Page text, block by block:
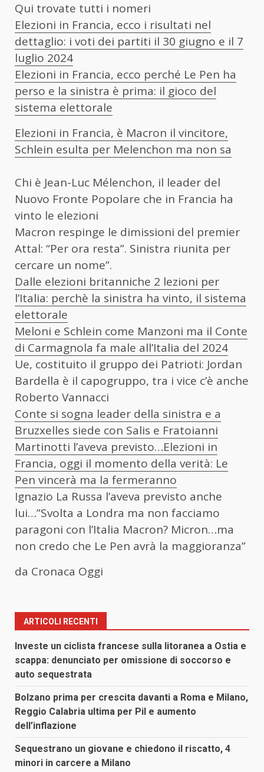
Qui trovate tutti i nomeri
Elezioni in Francia, ecco i risultati nel
dettaglio: i voti dei partiti il 30 giugno e il 7
luglio 2024
Elezioni in Francia, ecco perché Le Pen ha
perso e la sinistra è prima: il gioco del
sistema elettorale
Elezioni in Francia, è Macron il vincitore,
Schlein esulta per Melenchon ma non sa
Chi è Jean-Luc Mélenchon, il leader del
Nuovo Fronte Popolare che in Francia ha
vinto le elezioni
Macron respinge le dimissioni del premier
Attal: “Per ora resta”. Sinistra riunita per
cercare un nome”.
Dalle elezioni britanniche 2 lezioni per
l’Italia: perchè la sinistra ha vinto, il sistema
elettorale
Meloni e Schlein come Manzoni ma il Conte
di Carmagnola fa male all’Italia del 2024
Ue, costituito il gruppo dei Patrioti: Jordan
Bardella è il capogruppo, tra i vice c’è anche
Roberto Vannacci
Conte si sogna leader della sinistra e a
Bruzxelles siede con Salis e Fratoianni
Martinotti l’aveva previsto…Elezioni in
Francia, oggi il momento della verità: Le
Pen vincerà ma la fermeranno
Ignazio La Russa l’aveva previsto anche
lui…”Svolta a Londra ma non facciamo
paragoni con l’Italia Macron? Micron…ma
non credo che Le Pen avrà la maggioranza”
da Cronaca Oggi
ARTICOLI RECENTI
Investe un ciclista francese sulla litoranea a Ostia e
scappa: denunciato per omissione di soccorso e
auto sequestrata
Bolzano prima per crescita davanti a Roma e Milano,
Reggio Calabria ultima per Pil e aumento
dell’inflazione
Sequestrano un giovane e chiedono il riscatto, 4
minori in carcere a Milano